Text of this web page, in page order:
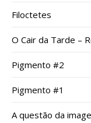
Filoctetes
O Cair da Tarde –
Pigmento #2
Pigmento #1
A questão da